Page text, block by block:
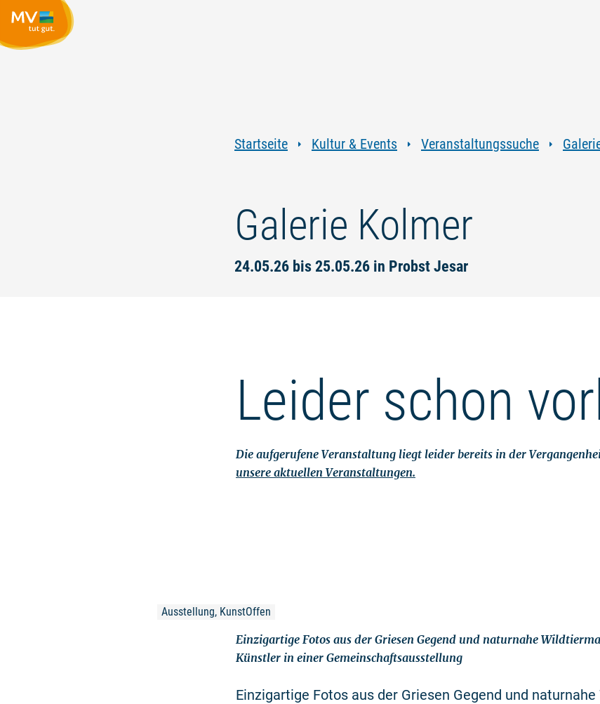
Startseite Kultur & Events Veranstaltungssuche
Galerie Kolmer
24.05.26 bis 25.05.26 in Probst Jesar
Leider schon
Die aufgerufene Veranstaltung liegt leider bereits in der
unsere aktuellen Veranstaltungen.
Ausstellung, KunstOffen
Einzigartige Fotos aus der Griesen Gegend und naturnahe
Künstler in einer Gemeinschaftsausstellung
Einzigartige Fotos aus der Griesen Gegend und